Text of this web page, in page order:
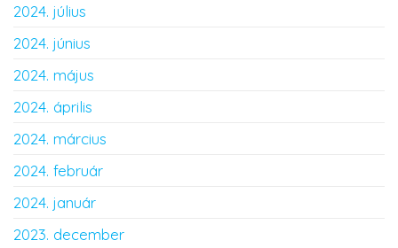
2024. július
2024. június
2024. május
2024. április
2024. március
2024. február
2024. január
2023. december